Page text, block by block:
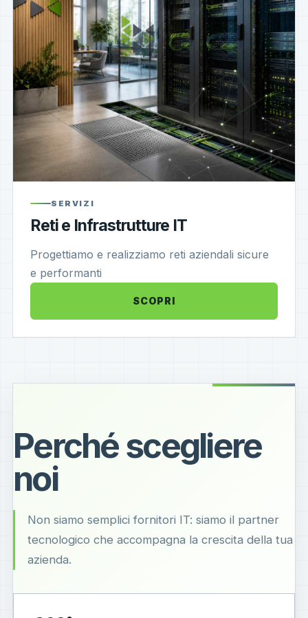
SERVIZI
Reti e Infrastrutture IT
Progettiamo e realizziamo reti aziendali sicure
e performanti
SCOPRI
Perché scegliere
noi
Non siamo semplici fornitori IT: siamo il partner
tecnologico che accompagna la crescita della tua
azienda.